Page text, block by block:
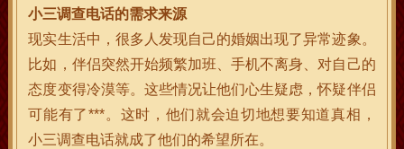
小三调查电话的需求来源
现实生活中，很多人发现自己的婚姻出现了异常迹象。
比如，伴侣突然开始频繁加班、手机不离身、对自己的
态度变得冷漠等。这些情况让他们心生疑虑，怀疑伴侣
可能有了***。这时，他们就会迫切地想要知道真相，
小三调查电话就成了他们的希望所在。